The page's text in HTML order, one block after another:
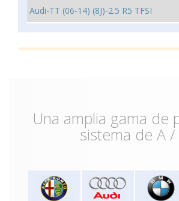
Una amplia gama de
sistema de A /